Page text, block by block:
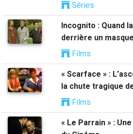
Séries
Incognito : Quand
derrière un
Films
« Scarface » :
la chute tragique
Films
« Le Parrain » :